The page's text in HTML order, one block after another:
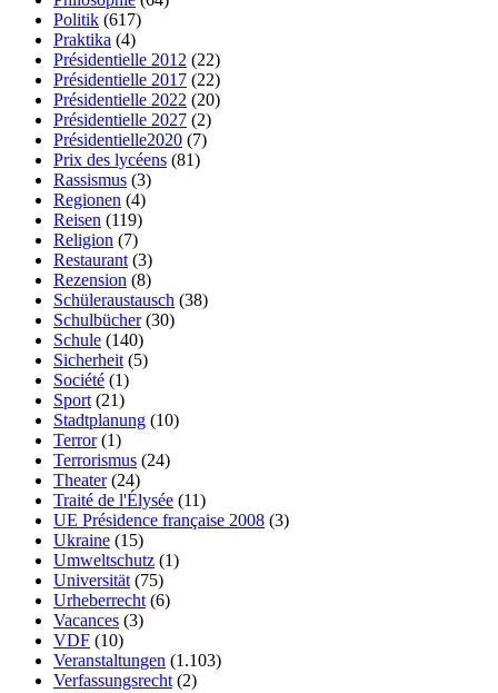
Politik (617)
Praktika (4)
Présidentielle 2012 (22)
Présidentielle 2017 (22)
Présidentielle 2022 (20)
Présidentielle 2027 (2)
Présidentielle2020 (7)
Prix des lycéens (81)
Rassismus (3)
Regionen (4)
Reisen (119)
Religion (7)
Restaurant (3)
Rezension (8)
Schüleraustausch (38)
Schulbücher(30)
Schule (140)
Sicherheit (5)
Société (1)
Sport (21)
Stadtplanung (10)
Terror(1)
Terrorismus (24)
Theater(24)
Traité de l'Élysée (11)
UE Présidence française 2008 (3)
Ukraine (15)
Umweltschutz (1)
Universität (75)
Urheberrecht (6)
Vacances (3)
VDF (10)
Veranstaltungen (1.103)
Verfassungsrecht (2)